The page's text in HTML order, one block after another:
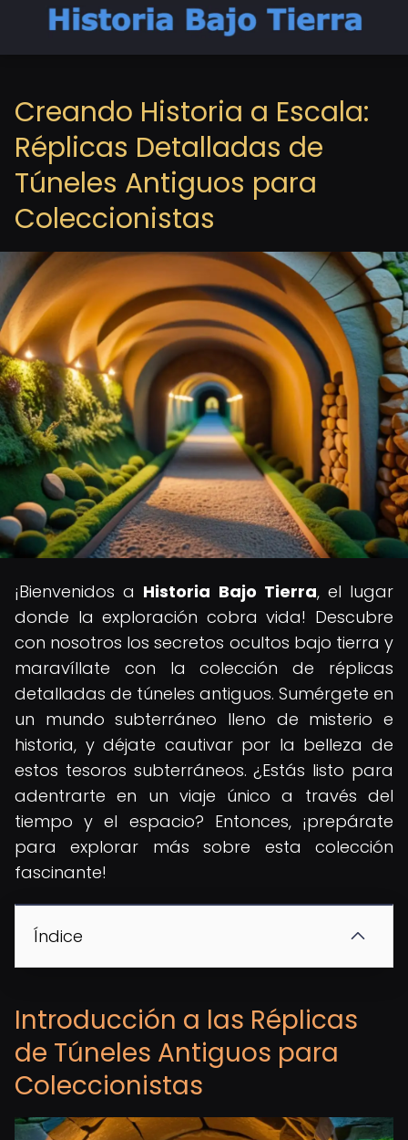
Creando Historia a Escala:
Réplicas Detalladas de
Túneles Antiguos para
Coleccionistas
¡Bienvenidos a Historia Bajo Tierra, el lugar
donde la exploración cobra vida! Descubre
con nosotros los secretos ocultos bajo tierra y
maravíllate con la colección de réplicas
detalladas de túneles antiguos. Sumérgete en
un mundo subterráneo lleno de misterio e
historia, y déjate cautivar por la belleza de
estos tesoros subterráneos. ¿Estás listo para
adentrarte en un viaje único a través del
tiempo y el espacio? Entonces, ¡prepárate
para explorar más sobre esta colección
fascinante!
Índice
Introducción a las Réplicas
de Túneles Antiguos para
Coleccionistas